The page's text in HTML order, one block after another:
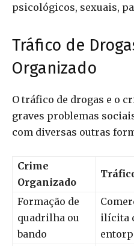
psicológicos, sexuais,
Tráfico de
Organizado
O tráfico de drogas e o
graves problemas
com diversas outras
Crime
Organizado
Formação de
quadrilha ou
bando
ilícita